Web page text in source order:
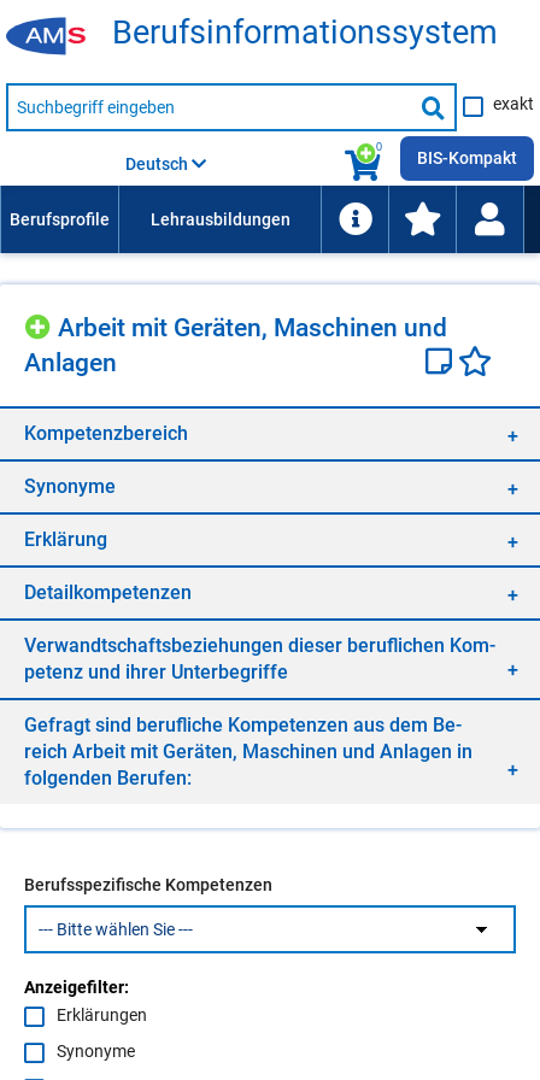
Be­rufs­in­for­ma­ti­ons­sys­tem
Suche
nach
Suche
starten
exakt
0
Deutsch BIS-Kompakt
Ar­beit mit Ge­rä­ten, Ma­schi­nen und
An­la­gen
Kom­pe­tenz­be­reich
Syn­ony­me
Er­klä­rung
De­tail­kom­pe­ten­zen
Ver­wandt­schafts­be­zie­hun­gen die­ser be­ruf­li­chen Kom­
pe­tenz und ih­rer Un­ter­be­grif­fe
Ge­fragt sind be­ruf­li­che Kom­pe­ten­zen aus dem Be­
reich Ar­beit mit Ge­rä­ten, Ma­schi­nen und An­la­gen in
fol­gen­den Be­ru­fen:
Berufsspezifische Kompetenzen
Anzeigefilter:
Erklärungen
Synonyme